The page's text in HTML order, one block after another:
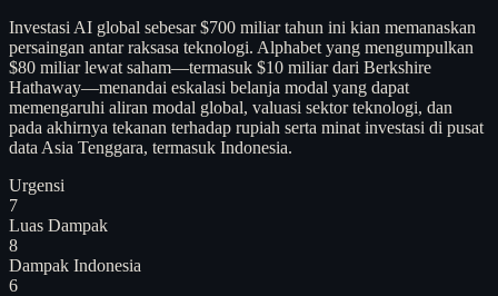
Investasi AI global sebesar $700 miliar tahun ini kian memanaskan
persaingan antar raksasa teknologi. Alphabet yang mengumpulkan
$80 miliar lewat saham—termasuk $10 miliar dari Berkshire
Hathaway—menandai eskalasi belanja modal yang dapat
memengaruhi aliran modal global, valuasi sektor teknologi, dan
pada akhirnya tekanan terhadap rupiah serta minat investasi di pusat
data Asia Tenggara, termasuk Indonesia.
Urgensi
7
Luas Dampak
8
Dampak Indonesia
6